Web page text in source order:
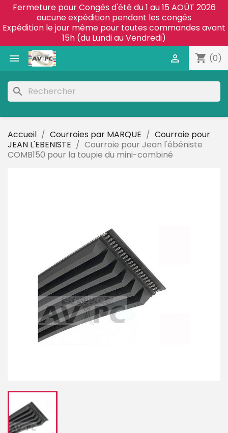
Fermeture pour Congés d'été du 1 au 15 AOÛT 2026
aucune expédition pendant les congés
Expédition le jour même pour toutes commandes avant
15h (du Lundi au Vendredi)
 shopping_cart (0)

search
Accueil Courroies par MARQUE
Courroie pour
JEAN L'EBENISTE
Courroie pour Jean l'ébéniste
COMB150 pour la toupie du mini-combiné